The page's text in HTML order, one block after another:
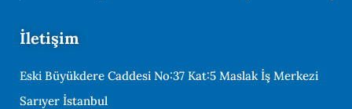
İletişim
Eski Büyükdere Caddesi No:37 Kat:5 Maslak İş Merkezi
Sarıyer İstanbul